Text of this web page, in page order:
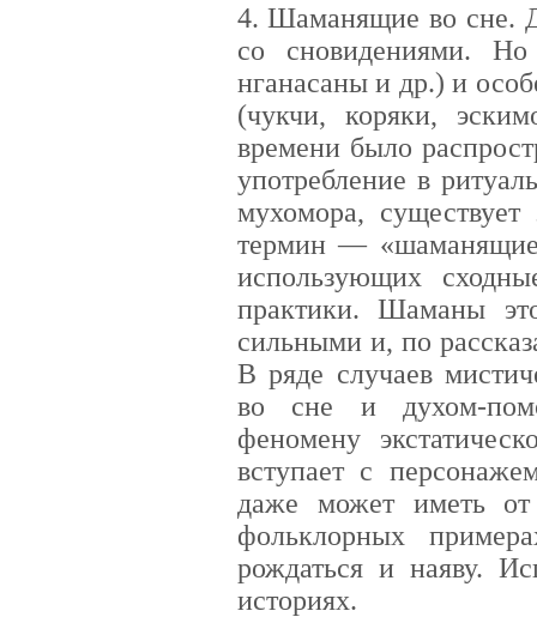
4. Шаманящие во сне.
со сновидениями.
нганасаны и др.) и
(чукчи, коряки,
времени было
употребление в
мухомора,
термин — «шаманящие
использующих
практики. Шаманы
сильными и, по
В ряде случаев
во сне и духом-
феномену
вступает с
даже может иметь
фольклорных
рождаться и наяву.
историях.